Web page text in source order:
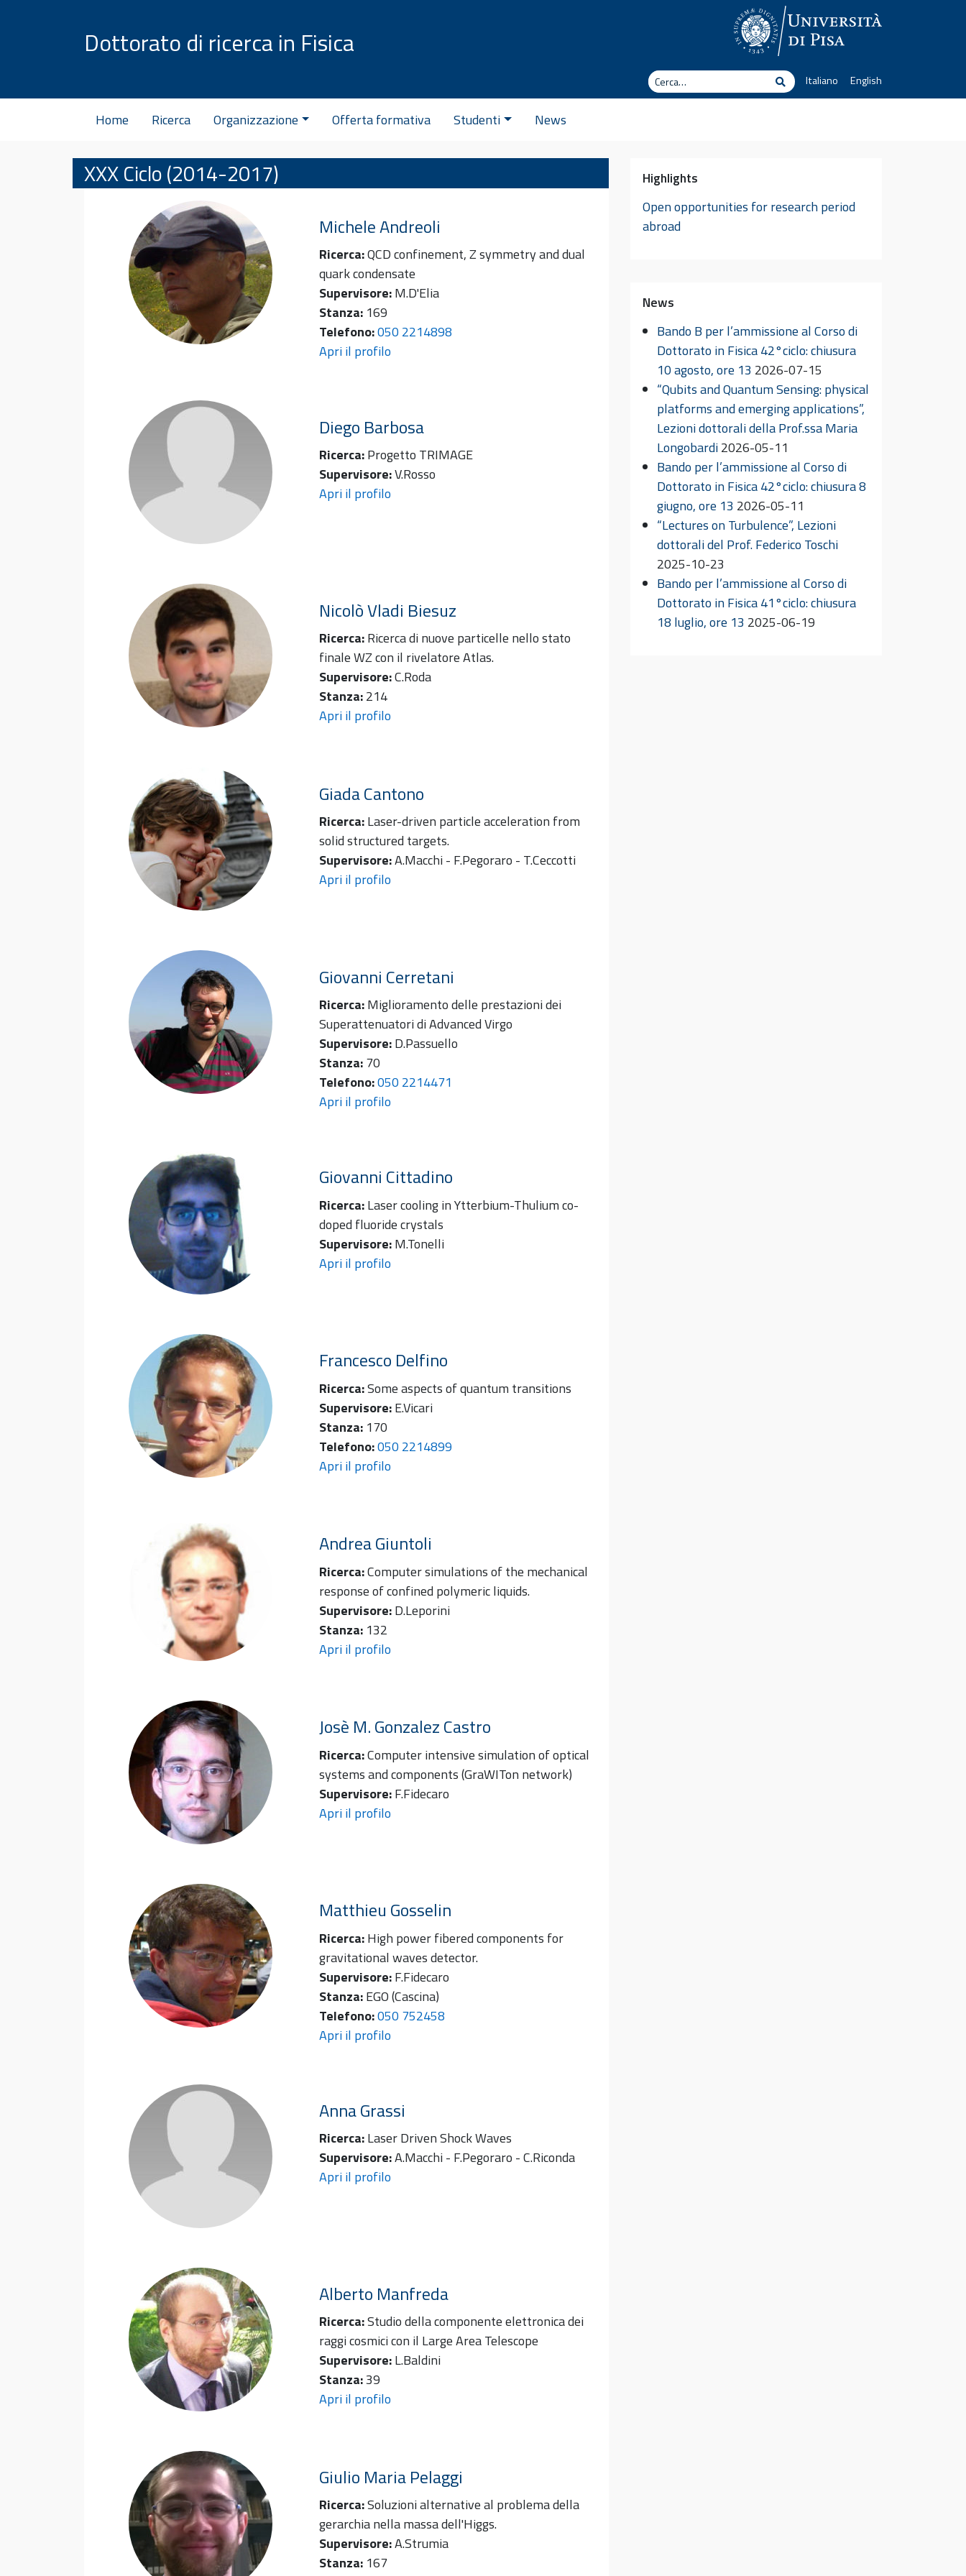
Dottorato di ricerca in Fisica
Cerca
CercaItaliano English
Home Ricerca Organizzazione Offerta formativa Studenti News
XXX Ciclo (2014-2017)
MicheleAndreoli
Ricerca:QCD confinement, Z symmetry and dual
quark condensate
Supervisore:M.D'Elia
Stanza: 169
Telefono:050 2214898
Apri il profilo
Diego Barbosa
Ricerca:Progetto TRIMAGE
Supervisore:V.Rosso
Apri il profilo
Nicolò Vladi Biesuz
Ricerca:Ricerca di nuove particelle nello stato
finale WZ con il rivelatore Atlas.
Supervisore:C.Roda
Stanza:214
Apri il profilo
GiadaCantono
Ricerca:Laser-driven particle acceleration from
solid structured targets.
Supervisore:A.Macchi - F.Pegoraro - T.Ceccotti
Apri il profilo
Giovanni Cerretani
Ricerca:Miglioramento delle prestazioni dei
Superattenuatori di Advanced Virgo
Supervisore:D.Passuello
Stanza:70
Telefono:050 2214471
Apri il profilo
Giovanni Cittadino
Ricerca:Laser cooling in Ytterbium-Thulium co-
doped fluoride crystals
Supervisore:M.Tonelli
Apri il profilo
Francesco Delfino
Ricerca:Some aspects of quantum transitions
Supervisore:E.Vicari
Stanza: 170
Telefono:050 2214899
Apri il profilo
AndreaGiuntoli
Ricerca:Computer simulations of the mechanical
response of confined polymeric liquids.
Supervisore:D.Leporini
Stanza: 132
Apri il profilo
Josè M.Gonzalez Castro
Ricerca:Computer intensive simulation of optical
systems and components (GraWITon network)
Supervisore:F.Fidecaro
Apri il profilo
Matthieu Gosselin
Ricerca:High power fibered components for
gravitational waves detector.
Supervisore:F.Fidecaro
Stanza:EGO (Cascina)
Telefono:050 752458
Apri il profilo
AnnaGrassi
Ricerca:Laser Driven Shock Waves
Supervisore:A.Macchi - F.Pegoraro - C.Riconda
Apri il profilo
Alberto Manfreda
Ricerca:Studio della componente elettronica dei
raggi cosmici con il Large Area Telescope
Supervisore:L.Baldini
Stanza:39
Apri il profilo
Giulio MariaPelaggi
Ricerca:Soluzioni alternative al problema della
gerarchia nella massa dell'Higgs.
Supervisore:A.Strumia
Stanza: 167
Highlights
Open opportunities for research period
abroad
News
Bando B per l’ammissione al Corso di
Dottorato in Fisica 42°ciclo: chiusura
10 agosto, ore 13 2026-07-15
“Qubits and Quantum Sensing: physical
platforms and emerging applications”,
Lezioni dottorali della Prof.ssa Maria
Longobardi2026-05-11
Bando per l’ammissione al Corso di
Dottorato in Fisica 42°ciclo: chiusura 8
giugno, ore 13 2026-05-11
“Lectures on Turbulence”, Lezioni
dottorali del Prof. Federico Toschi
2025-10-23
Bando per l’ammissione al Corso di
Dottorato in Fisica 41°ciclo: chiusura
18 luglio, ore 13 2025-06-19